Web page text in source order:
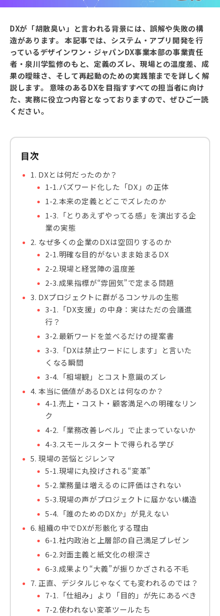
DXが「胡散臭い」と言われる背景には、誤解や失敗の構
造があります。 本記事では、システム・アプリ開発を行
っているデザインワン・ジャパンDX事業本部の事業責任
者・泉川学監修のもと、定義のズレ、現場との温度差、成
果の曖昧さ、そして再起動のための実践策までを詳しく解
説します。 意味のあるDXを目指すすべての担当者に向け
た、実務に役立つ内容となっておりますので、ぜひご一読
ください。
目次
1. DXとは何だったのか？
1-1.バズワード化した「DX」の正体
1-2.本来の定義とどこでズレたのか
1-3.「とりあえずやってる感」を演出する企
業の実態
2. なぜ多くの企業のDXは空回りするのか
2-1.明確な目的がないまま始まるDX
2-2.現場と経営陣の温度差
2-3.成果指標が“雰囲気”で定まる問題
3. DXプロジェクトに群がるコンサルの生態
3-1.「DX支援」の中身：実はただの会議進
行？
3-2.最新ワードを並べるだけの提案書
3-3.「DXは禁止ワードにします」と言いた
くなる瞬間
3-4.「相場観」とコスト意識のズレ
4. 本当に価値があるDXとは何なのか？
4-1.売上・コスト・顧客満足への明確なリン
ク
4-2.「業務改善レベル」で止まっていないか
4-3.スモールスタートで得られる学び
5. 現場の苦悩とジレンマ
5-1.現場に丸投げされる“変革”
5-2.業務量は増えるのに評価はされない
5-3.現場の声がプロジェクトに届かない構造
5-4.「誰のためのDXか」が見えない
6. 組織の中でDXが形骸化する理由
6-1.社内政治と上層部の自己満足プレゼン
6-2.対面主義と紙文化の根深さ
6-3.成果より“大義”が振りかざされる不毛
7. 正直、デジタルじゃなくても変われるのでは？
7-1.「仕組み」より「目的」が先にあるべき
7-2.使われない変革ツールたち